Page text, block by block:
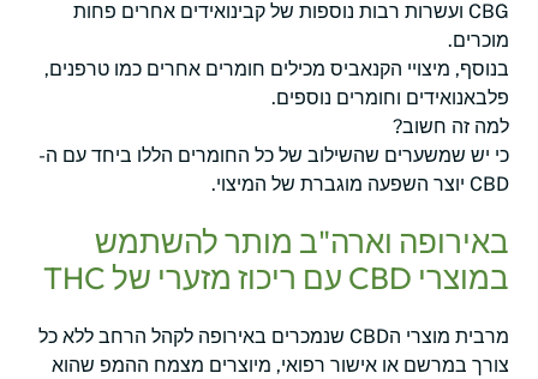
CBG ועשרות רבות נוספות של קבינואידים אחרים פחות
מוכרים.
בנוסף, מיצויי הקנאביס מכילים חומרים אחרים כמו טרפנים,
פלבאנואידים וחומרים נוספים.
למה זה חשוב?
כי יש שמשערים שהשילוב של כל החומרים הללו ביחד עם ה-
CBD יוצר השפעה מוגברת של המיצוי.
באירופה וארה"ב מותר להשתמש
במוצרי CBD עם ריכוז מזערי של THC
מרבית מוצרי הCBD שנמכרים באירופה לקהל הרחב ללא כל
צורך במרשם או אישור רפואי, מיוצרים מצמח ההמפ שהוא